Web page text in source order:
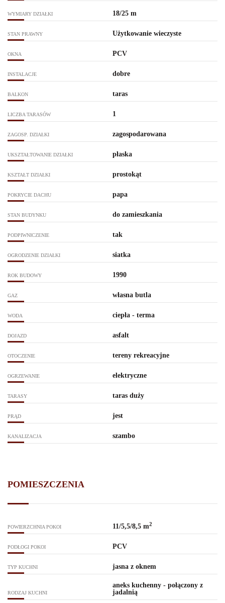
WYMIARY DZIAŁKI 18/25 m
STAN PRAWNY Użytkowanie wieczyste
OKNA PCV
INSTALACJE dobre
BALKON taras
LICZBA TARASÓW 1
ZAGOSP. DZIAŁKI zagospodarowana
UKSZTAŁTOWANIE DZIAŁKI płaska
KSZTAŁT DZIAŁKI prostokąt
POKRYCIE DACHU papa
STAN BUDYNKU do zamieszkania
PODPIWNICZENIE tak
OGRODZENIE DZIAŁKI siatka
ROK BUDOWY 1990
GAZ własna butla
WODA ciepła - terma
DOJAZD asfalt
OTOCZENIE tereny rekreacyjne
OGRZEWANIE elektryczne
TARASY taras duży
PRĄD jest
KANALIZACJA szambo
POMIESZCZENIA
POWIERZCHNIA POKOI 11/5,5/8,5 m2
PODŁOGI POKOI PCV
TYP KUCHNI jasna z oknem
RODZAJ KUCHNI
aneks kuchenny - połączony z
jadalnią